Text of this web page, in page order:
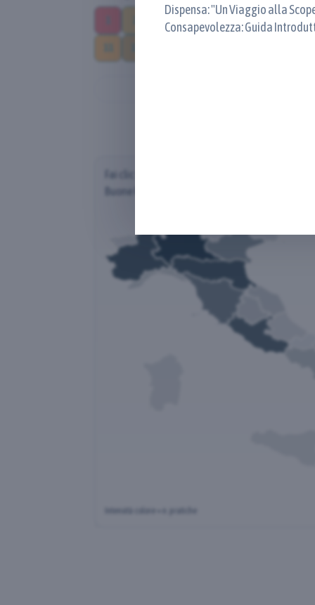
5 6 7 8
Fai clic su una regione per scoprire la
Buone Pratiche (per Regione del Proponente)
Dispensa: "Un Viaggio alla
Consapevolezza: Guida